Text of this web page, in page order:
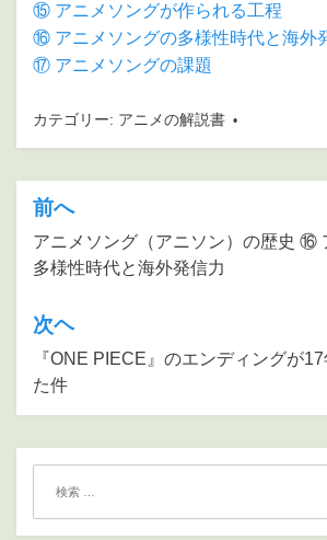
⑮ アニメソングが作られる工程
⑯ アニメソングの多様性時代と海外
⑰ アニメソングの課題
カテゴリー: アニメの解説書
投
稿
ナ
ビ
ゲ
ー
シ
ン
前へ
アニメソング（アニソン）の歴史 ⑯
多様性時代と海外発信力
次ヘ
『ONE PIECE』のエンディングが
た件